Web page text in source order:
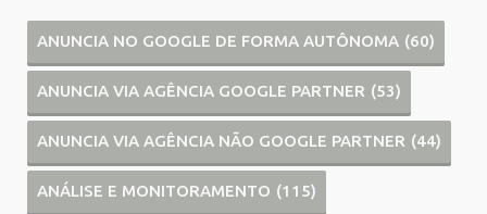
ANUNCIA NO GOOGLE DE FORMA AUTÔNOMA (60)
ANUNCIA VIA AGÊNCIA GOOGLE PARTNER (53)
ANUNCIA VIA AGÊNCIA NÃO GOOGLE PARTNER (44)
ANÁLISE E MONITORAMENTO (115)